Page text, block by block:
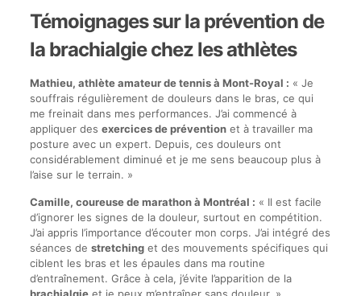
Témoignages sur la prévention de
la brachialgie chez les athlètes
Mathieu, athlète amateur de tennis à Mont-Royal : « Je
souffrais régulièrement de douleurs dans le bras, ce qui
me freinait dans mes performances. J’ai commencé à
appliquer des exercices de préventionet à travailler ma
posture avec un expert. Depuis, ces douleurs ont
considérablement diminué et je me sens beaucoup plus à
l’aise sur le terrain. »
Camille, coureuse de marathon à Montréal : « Il est facile
d’ignorer les signes de la douleur, surtout en compétition.
J’ai appris l’importance d’écouter mon corps. J’ai intégré des
séances de stretchinget des mouvements spécifiques qui
ciblent les bras et les épaules dans ma routine
d’entraînement. Grâce à cela, j’évite l’apparition de la